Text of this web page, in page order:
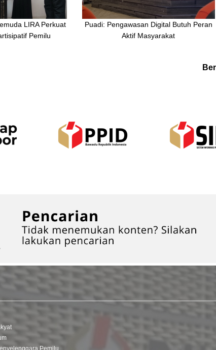
LIRA Perkuat
Pemilu
Puadi: Pengawasan Digital Butuh Peran
Aktif Masyarakat
Pemilu